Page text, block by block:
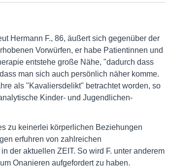
Hermann F., 86, äußert sich gegenüber der
Vorwürfen, er habe Patientinnen und
entstehe große Nähe, "dadurch dass
man sich auch persönlich näher komme.
als "Kavaliersdelikt" betrachtet worden, so
Kinder- und Jugendlichen-
zu keinerlei körperlichen Beziehungen
erfuhren von zahlreichen
der aktuellen ZEIT. So wird F. unter anderem
Onanieren aufgefordert zu haben.